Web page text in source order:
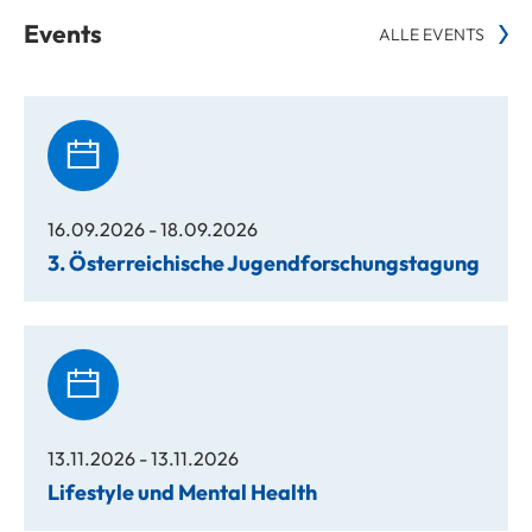
Events ALLE EVENTS
16.09.2026 - 18.09.2026
3. Österreichische Jugendforschungstagung
13.11.2026 - 13.11.2026
Lifestyle und Mental Health